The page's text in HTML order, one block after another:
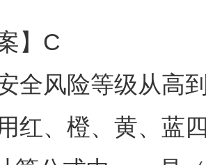
】C
安全风险等级从高
红、橙、黄、蓝